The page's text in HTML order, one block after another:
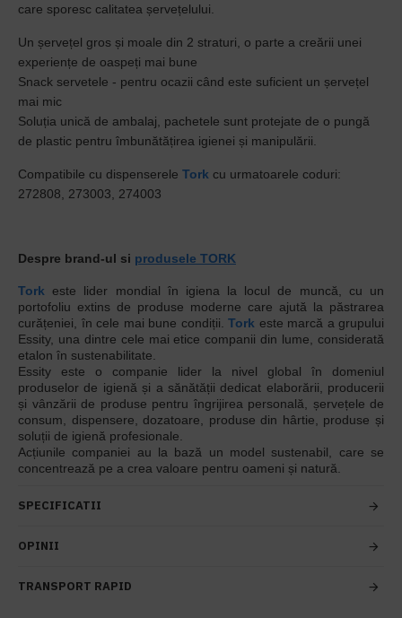
care sporesc calitatea șervețelului.
Un șervețel gros și moale din 2 straturi, o parte a creării unei
experiențe de oaspeți mai bune
Snack servetele - pentru ocazii când este suficient un șervețel
mai mic
Soluția unică de ambalaj, pachetele sunt protejate de o pungă
de plastic pentru îmbunătățirea igienei și manipulării.
Compatibile cu dispenserele Tork cu urmatoarele coduri:
272808, 273003, 274003
Despre brand-ul si produsele TORK
Tork este lider mondial în igiena la locul de muncă, cu un
portofoliu extins de produse moderne care ajută la păstrarea
curățeniei, în cele mai bune condiții. Tork este marcă a grupului
Essity, una dintre cele mai etice companii din lume, considerată
etalon în sustenabilitate.
Essity este o companie lider la nivel global în domeniul
produselor de igienă și a sănătății dedicat elaborării, producerii
și vânzării de produse pentru îngrijirea personală, șervețele de
consum, dispensere, dozatoare, produse din hârtie, produse și
soluții de igienă profesionale.
Acțiunile companiei au la bază un model sustenabil, care se
concentrează pe a crea valoare pentru oameni și natură.
SPECIFICATII
OPINII
TRANSPORT RAPID